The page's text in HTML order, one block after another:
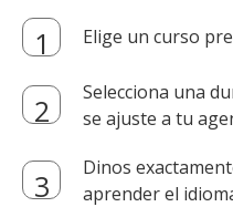
Elige un curso
Selecciona una
se ajuste a tu
Dinos
aprender el